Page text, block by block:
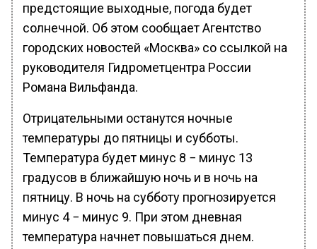
предстоящие выходные, погода будет
солнечной. Об этом сообщает Агентство
городских новостей «Москва» со ссылкой на
руководителя Гидрометцентра России
Романа Вильфанда.
Отрицательными останутся ночные
температуры до пятницы и субботы.
Температура будет минус 8 − минус 13
градусов в ближайшую ночь и в ночь на
пятницу. В ночь на субботу прогнозируется
минус 4 − минус 9. При этом дневная
температура начнет повышаться днем.